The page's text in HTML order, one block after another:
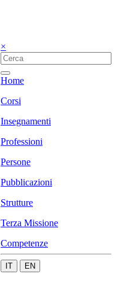
×
Home
Corsi
Insegnamenti
Professioni
Persone
Pubblicazioni
Strutture
Terza Missione
Competenze
IT EN